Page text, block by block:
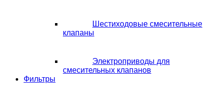
Шестиходовые смесительные
клапаны
Электроприводы для
смесительных клапанов
Фильтры